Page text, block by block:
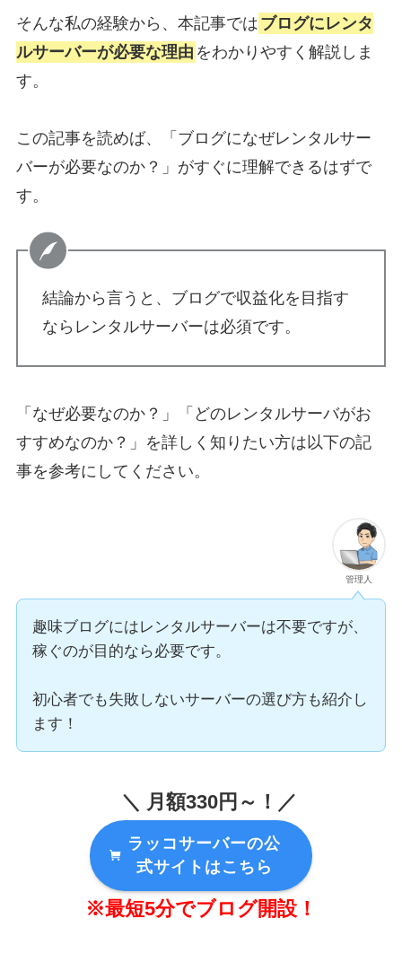
そんな私の経験から、本記事では ブログにレンタ
ルサーバーが必要な理由 をわかりやすく解説しま
す。
この記事を読めば、「ブログになぜレンタルサー
バーが必要なのか？」がすぐに理解できるはずで
す。
結論から言うと、ブログで収益化を目指す
ならレンタルサーバーは必須です。
「なぜ必要なのか？」「どのレンタルサーバがお
すすめなのか？」を詳しく知りたい方は以下の記
事を参考にしてください。
管理人
趣味ブログにはレンタルサーバーは不要ですが、
稼ぐのが目的なら必要です。
初心者でも失敗しないサーバーの選び方も紹介し
ます！
＼ 月額330円～！／
ラッコサーバーの公
式サイトはこちら
※最短5分でブログ開設！